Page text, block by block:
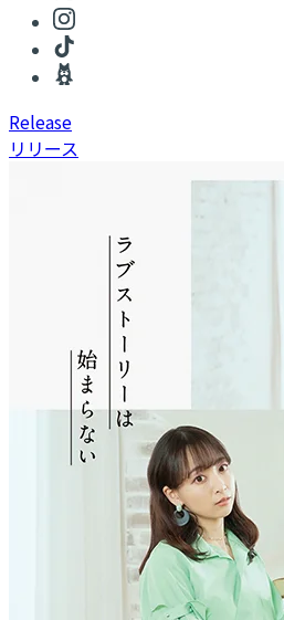
Release
リリース